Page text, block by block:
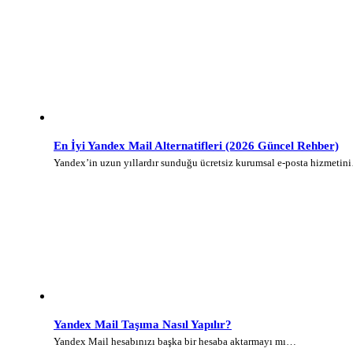
En İyi Yandex Mail Alternatifleri (2026 Güncel Rehber)
Yandex’in uzun yıllardır sunduğu ücretsiz kurumsal e-posta
Yandex Mail Taşıma Nasıl Yapılır?
Yandex Mail hesabınızı başka bir hesaba aktarmayı mı…